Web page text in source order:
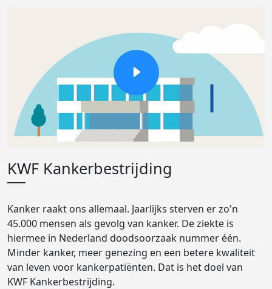
KWF Kankerbestrijding
Kanker raakt ons allemaal. Jaarlijks sterven er zo'n
45.000 mensen als gevolg van kanker. De ziekte is
hiermee in Nederland doodsoorzaak nummer één.
Minder kanker, meer genezing en een betere kwaliteit
van leven voor kankerpatiënten. Dat is het doel van
KWF Kankerbestrijding.